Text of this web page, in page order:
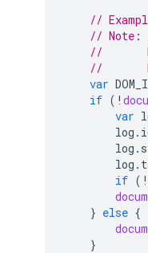
//
// Note:
//
//
var
if ( !
var
log .
log .
log .
if ( !
} else {
}